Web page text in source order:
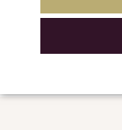
trong thùng gỗ sồi ,
vời là những gì mà ta
đây là dòng rượu luôn